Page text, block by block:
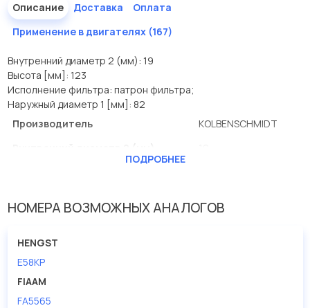
Описание Доставка
Оплата
Применение в двигателях (167)
Внутренний диаметр 2 (мм): 19
Высота [мм]: 123
Исполнение фильтра: патрон фильтра;
Наружный диаметр 1 [мм]: 82
Производитель
KOLBENSCHMIDT
ПОДРОБНЕЕ
НОМЕРА ВОЗМОЖНЫХ АНАЛОГОВ
HENGST
E58KP
FIAAM
FA5565